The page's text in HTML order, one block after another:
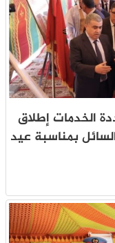
الخدمات إطلاق
بمناسبة عيد